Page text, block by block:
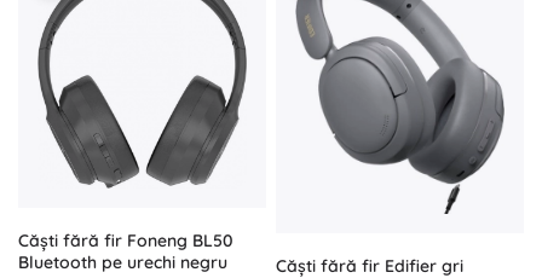
Căști fără fir Foneng BL50
Bluetooth pe urechi negru
Căști fără fir Edifier gri